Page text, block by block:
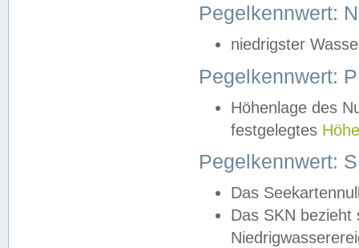
Pegelkennwert:
niedrigster
Pegelkennwert:
Höhenlage des
festgelegtes
Pegelkennwert:
Das
Das SKN